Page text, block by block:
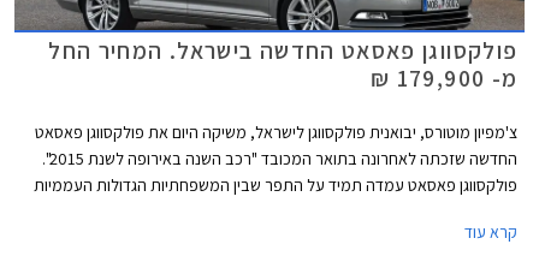
פולקסווגן פאסאט החדשה בישראל. המחיר החל
מ- 179,900 ₪
צ'מפיון מוטורס, יבואנית פולקסווגן לישראל, משיקה היום את פולקסווגן פאסאט
החדשה שזכתה לאחרונה בתואר המכובד "רכב השנה באירופה לשנת 2015".
פולקסווגן פאסאט עמדה תמיד על התפר שבין המשפחתיות הגדולות העממיות
החדש והשמיני במספר עושה צעד נוסף לכיוון המתחרות היוקרתיות ומציג עיצוב
קרא עוד